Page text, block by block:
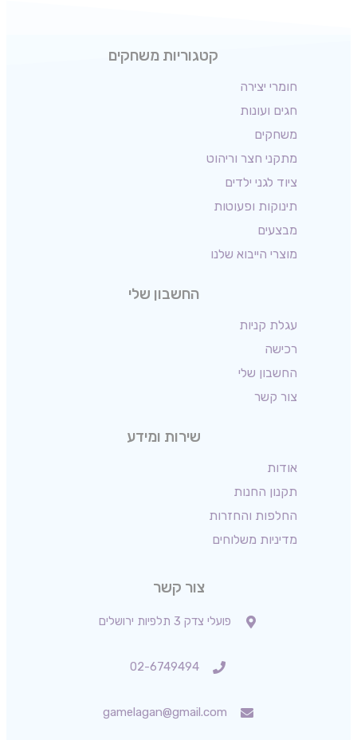
קטגוריות משחקים
חומרי יצירה
חגים ועונות
משחקים
מתקני חצר וריהוט
ציוד לגני ילדים
תינוקות ופעוטות
מבצעים
מוצרי הייבוא שלנו
החשבון שלי
עגלת קניות
רכישה
החשבון שלי
צור קשר
שירות ומידע
אודות
תקנון החנות
החלפות והחזרות
מדיניות משלוחים
צור קשר
פועלי צדק 3 תלפיות ירושלים
02-6749494
gamelagan@gmail.com